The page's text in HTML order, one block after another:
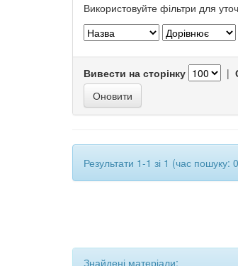
Використовуйте фільтри для
Вивести на сторінку |
Результати 1-1 зі 1 (час пошуку:
Знайдені матеріали: